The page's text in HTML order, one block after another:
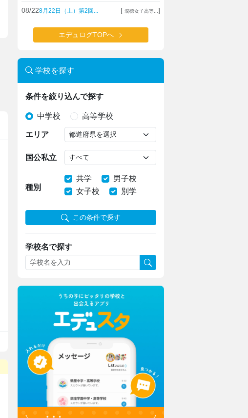
08/228月22日（土）第2回... [ 潤徳女子高等... ]
エデュログTOPへ
学校を探す
条件を絞り込んで探す
中学校 高等学校
エリア
国公私立
種別
共学
男子校
女子校
別学
この条件で探す
学校名で探す